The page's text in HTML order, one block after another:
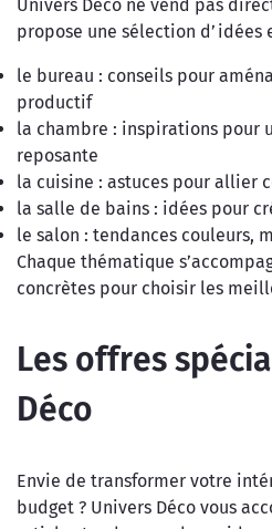
Univers Déco ne vend pas
propose une sélection d’idées
le bureau : conseils pour
productif
la chambre : inspirations pour
reposante
la cuisine : astuces pour allier
la salle de bains : idées pour
le salon : tendances couleurs,
Chaque thématique
concrètes pour choisir les
Les offres
Déco
Envie de transformer votre
budget ? Univers Déco vous